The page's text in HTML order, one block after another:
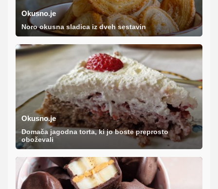
Okusno.je
Noro okusna sladica iz dveh sestavin
Okusno.je
Domača jagodna torta, ki jo boste preprosto
oboževali